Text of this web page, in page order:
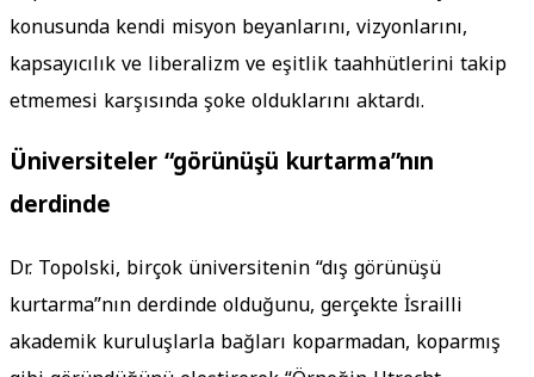
konusunda kendi misyon beyanlarını, vizyonlarını,
kapsayıcılık ve liberalizm ve eşitlik taahhütlerini takip
etmemesi karşısında şoke olduklarını aktardı.
Üniversiteler “görünüşü kurtarma”nın
derdinde
Dr. Topolski, birçok üniversitenin “dış görünüşü
kurtarma”nın derdinde olduğunu, gerçekte İsrailli
akademik kuruluşlarla bağları koparmadan, koparmış